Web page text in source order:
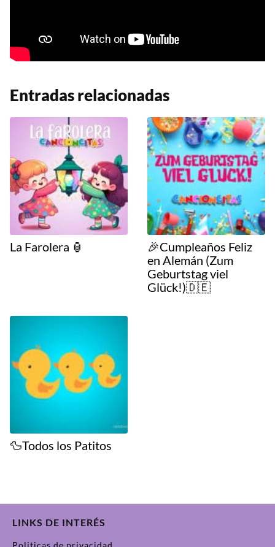
Entradas relacionadas
La Farolera 🏮
🎉Cumpleaños Feliz
en Alemán (Zum
Geburtstag viel
Glück!)🇩🇪
🦆Todos los Patitos
LINKS DE INTERÉS